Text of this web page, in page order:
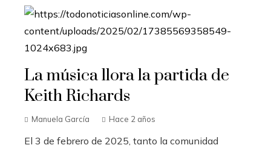
La música llora la partida de
Keith Richards
Manuela García Hace 2 años
El 3 de febrero de 2025, tanto la comunidad